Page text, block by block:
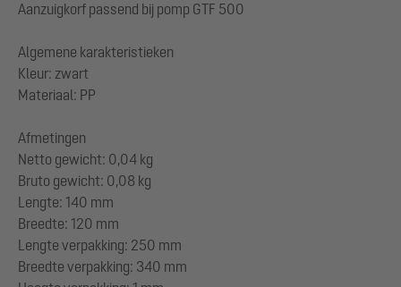
Aanzuigkorf passend bij pomp GTF 500
Algemene karakteristieken
Kleur: zwart
Materiaal: PP
Afmetingen
Netto gewicht: 0,04 kg
Bruto gewicht: 0,08 kg
Lengte: 140 mm
Breedte: 120 mm
Lengte verpakking: 250 mm
Breedte verpakking: 340 mm